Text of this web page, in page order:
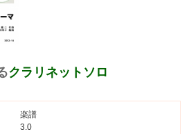
クラリネットソロ
楽譜
3.0